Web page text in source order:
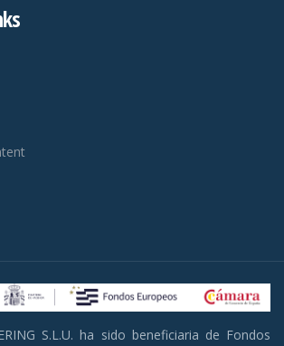
S.L.U. ha sido beneficiaria de Fondos